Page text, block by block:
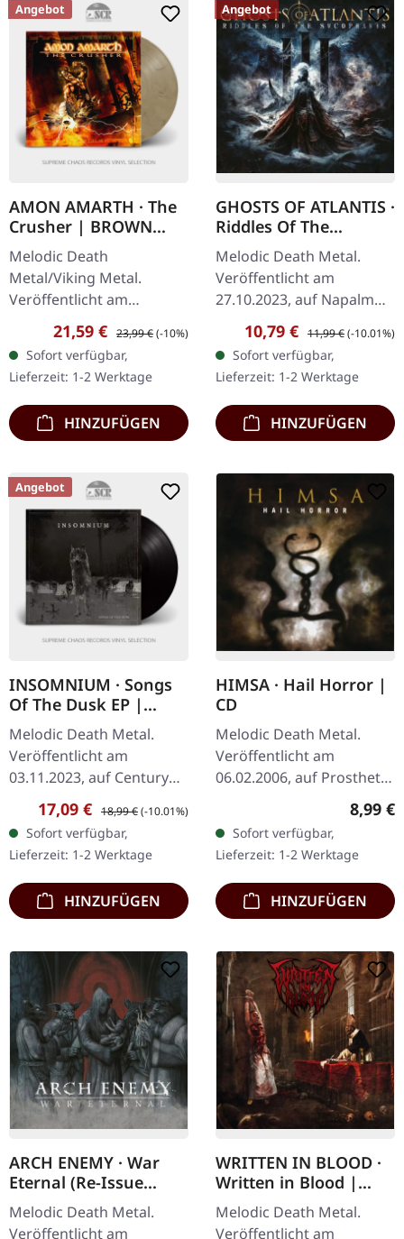
Angebot
AMON AMARTH · The
Crusher | BROWN
BEIGE MARBLED LP
Melodic Death
Metal/Viking Metal.
Veröffentlicht am
01.06.2022, auf Metal
Blade Records. Braun
beige marmoriertes Vinyl
mit Insert und
zweiseitigem…
Verkaufspreis:
21,59 € Regulärer Preis:
23,99 €(-10%)
Sofort verfügbar,
Lieferzeit: 1-2 Werktage
HINZUFÜGEN
Angebot
GHOSTS OF ATLANTIS ·
Riddles Of The
Sycophants | DIGIPAK
CD
Melodic Death Metal.
Veröffentlicht am
27.10.2023, auf Napalm
Records. Digipak CD.
March of the Titans Lands
of Snow Empires Burn at
Dawn The Lycaon…
Verkaufspreis:
10,79 € Regulärer Preis:
11,99 €(-10.01%)
Sofort verfügbar,
Lieferzeit: 1-2 Werktage
HINZUFÜGEN
Angebot
INSOMNIUM · Songs
Of The Dusk EP |
BLACK LP
Melodic Death Metal.
Veröffentlicht am
03.11.2023, auf Century
Media Records.
Schwarzes Vinyl mit
Etching auf der B-Seite.
Die finnischen Melodic…
Verkaufspreis:
17,09 € Regulärer Preis:
18,99 €(-10.01%)
Sofort verfügbar,
Lieferzeit: 1-2 Werktage
HINZUFÜGEN
HIMSA · Hail Horror |
CD
Melodic Death Metal.
Veröffentlicht am
06.02.2006, auf Prosthetic
Records. CD im Jewelcase
mit 12-seitigem Booklet.
"Hail Horror" von Himsa
ist eine…
8,99 €
Sofort verfügbar,
Lieferzeit: 1-2 Werktage
HINZUFÜGEN
ARCH ENEMY · War
Eternal (Re-Issue
2023) | DIGIPAK CD
Melodic Death Metal.
Veröffentlicht am
WRITTEN IN BLOOD ·
Written in Blood |
DIGIPAK CD
Melodic Death Metal.
Veröffentlicht am